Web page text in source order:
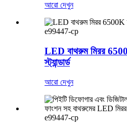
আরো দেখুন
e99447-cp
LED বাথরুম মিরর
স্ট্যান্ডার্ড
আরো দেখুন
e99447-cp